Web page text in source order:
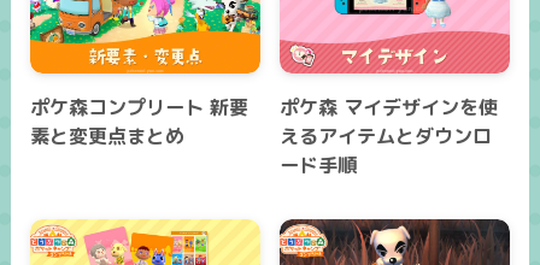
ポケ森コンプリート 新要
素と変更点まとめ
ポケ森 マイデザインを使
えるアイテムとダウンロ
ード手順